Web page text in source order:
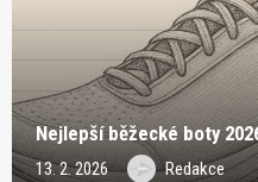
Nejlepší běžecké boty
13. 2. 2026 Redakce